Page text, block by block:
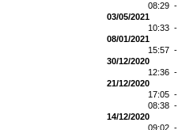
08:29 -
03/05/2021
10:33 -
08/01/2021
15:57 -
30/12/2020
12:36 -
21/12/2020
17:05 -
08:38 -
14/12/2020
09:02 -